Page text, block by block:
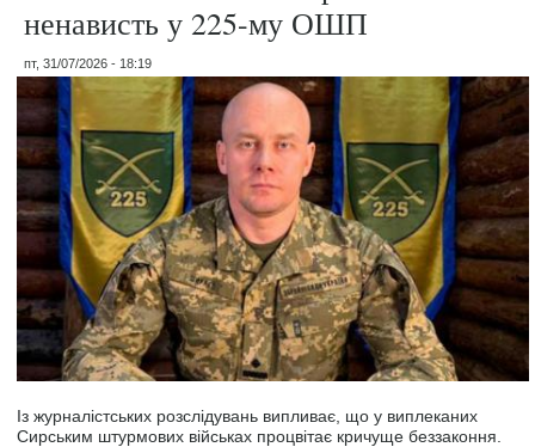
ненависть у 225-му ОШП
пт, 31/07/2026 - 18:19
Із журналістських розслідувань випливає, що у виплеканих
Сирським штурмових військах процвітає кричуще беззаконня.